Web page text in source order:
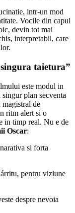
intr-un mod
Vocile din capul
devin tot mai
interpretabil, care
taietura”
este modul in
plan secventa
magistral de
ritm alert si o
in timp real. Nu e de
Oscar:
si forta
pentru viziune
despre nevoia